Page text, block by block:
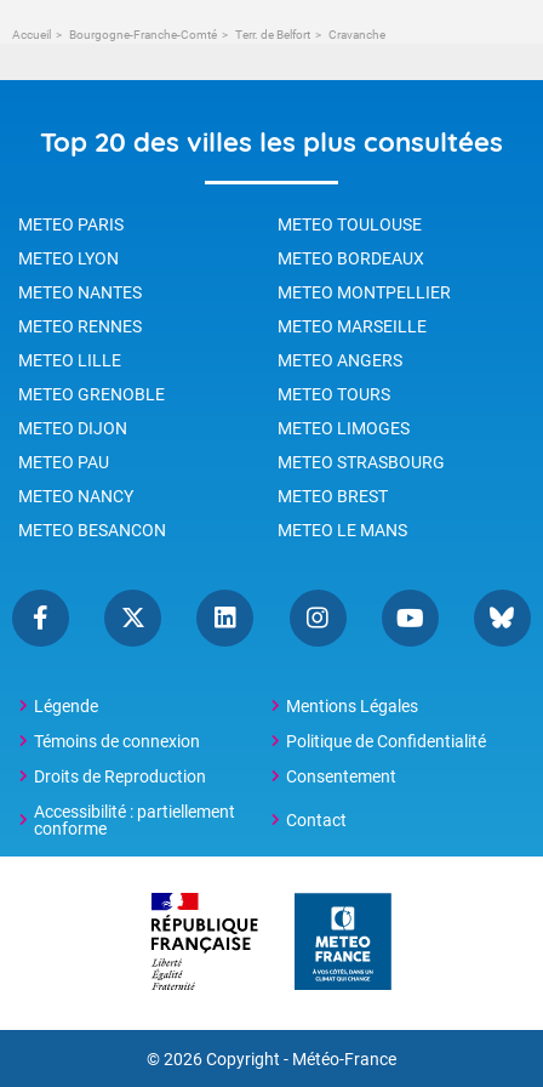
Accueil Bourgogne-Franche-Comté Terr. de Belfort Cravanche
Top 20 des villes les plus consultées
METEO PARIS
METEO TOULOUSE
METEO LYON
METEO BORDEAUX
METEO NANTES
METEO MONTPELLIER
METEO RENNES
METEO MARSEILLE
METEO LILLE
METEO ANGERS
METEO GRENOBLE
METEO TOURS
METEO DIJON
METEO LIMOGES
METEO PAU
METEO STRASBOURG
METEO NANCY
METEO BREST
METEO BESANCON
METEO LE MANS
Légende
Mentions Légales
Témoins de connexion
Politique de Confidentialité
Droits de Reproduction
Consentement
Accessibilité : partiellement
conforme
Contact
© 2026 Copyright - Météo-France